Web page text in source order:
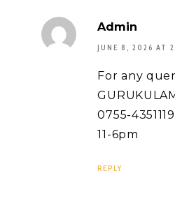
Admin
JUNE 8, 2026 AT
For any
0755-4351119
11-6pm
REPLY